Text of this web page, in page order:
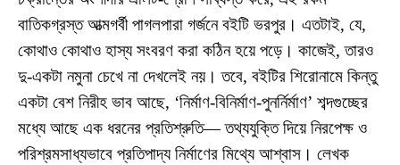
বাতিকগ্রস্ত আত্মগর্বী পাগলপারা গর্জনে বইটি ভরপুর। এতটাই, যে,
কোথাও কোথাও হাস্য সংবরণ করা কঠিন হয়ে পড়ে। কাজেই, তারও
দু-একটা নমুনা চেখে না দেখলেই নয়। তবে, বইটির শিরোনামে কিন্তু
একটা বেশ নিরীহ ভাব আছে, ‘নির্মাণ-বিনির্মাণ-পুনর্নির্মাণ’ শব্দগুচ্ছের
মধ্যে আছে এক ধরনের প্রতিশ্রুতি— তথ্যযুক্তি দিয়ে নিরপেক্ষ ও
পরিশ্রমসাধ্যভাবে প্রতিপাদ্য নির্মাণের মিথ্যে আশ্বাস। লেখক